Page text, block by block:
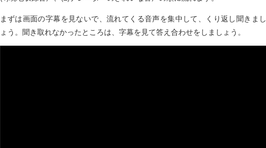
まずは画面の字幕を見ないで、流れてくる音声を集中して、くり返し聞きまし
ょう。聞き取れなかったところは、字幕を見て答え合わせをしましょう。